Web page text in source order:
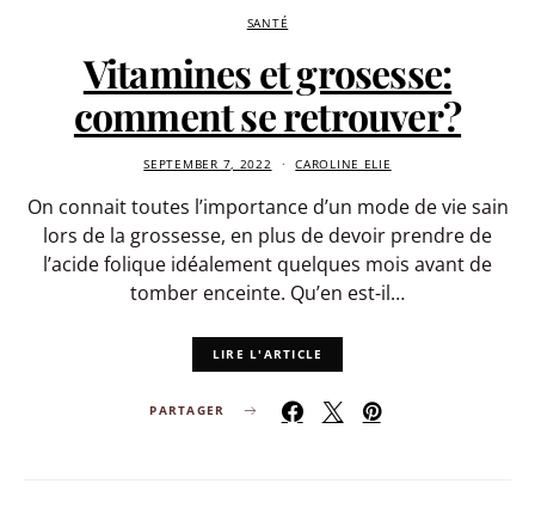
SANTÉ
Vitamines et grosesse:
comment se retrouver?
SEPTEMBER 7, 2022 CAROLINE ELIE
On connait toutes l’importance d’un mode de vie sain
lors de la grossesse, en plus de devoir prendre de
l’acide folique idéalement quelques mois avant de
tomber enceinte. Qu’en est-il…
LIRE L'ARTICLE
PARTAGER